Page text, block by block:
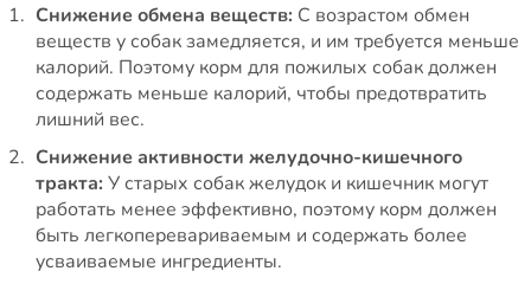
Снижение обмена веществ: С возрастом обмен
веществ у собак замедляется, и им требуется меньше
калорий. Поэтому корм для пожилых собак должен
содержать меньше калорий, чтобы предотвратить
лишний вес.
Снижение активности желудочно-кишечного
тракта: У старых собак желудок и кишечник могут
работать менее эффективно, поэтому корм должен
быть легкоперевариваемым и содержать более
усваиваемые ингредиенты.